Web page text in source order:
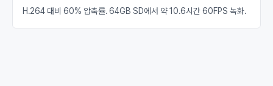
H.264 대비 60% 압축률. 64GB SD에서 약 10.6시간 60FPS 녹화.